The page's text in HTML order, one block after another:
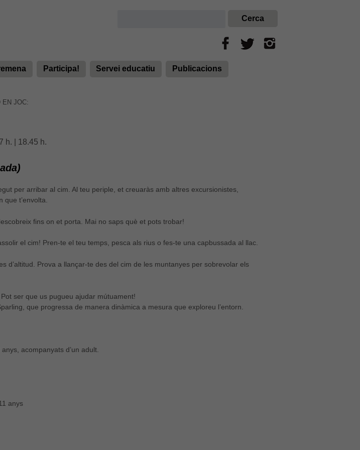
Participa! Servei educatiu Publicacions
EN JOC:
h. | 18.45 h.
per arribar al cim. Al teu periple, et creuaràs amb altres excursionistes,
t’envolta.
fins on et porta. Mai no saps què et pots trobar!
el cim! Pren-te el teu temps, pesca als rius o fes-te una capbussada al llac.
d’altitud. Prova a llançar-te des del cim de les muntanyes per sobrevolar els
ser que us pugueu ajudar mútuament!
que progressa de manera dinàmica a mesura que exploreu l’entorn.
acompanyats d’un adult.
anys